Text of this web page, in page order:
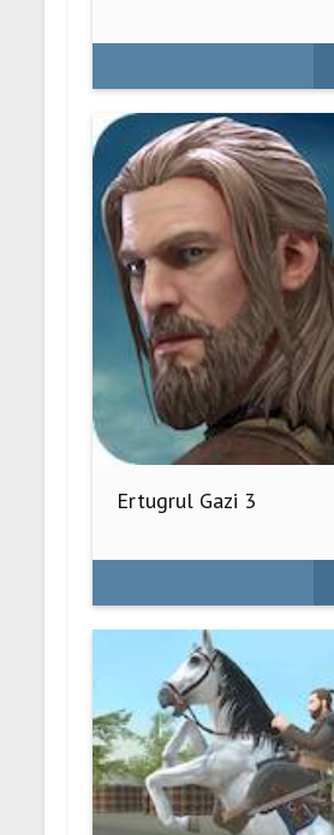
Ertugrul Gazi 3